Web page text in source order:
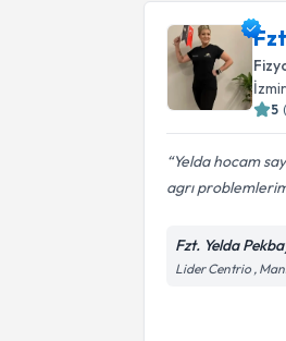
İzmir
5
Yelda hocam
agrı
Fzt. Yelda
Lider Centrio ,